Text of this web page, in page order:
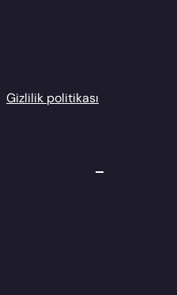
Gizlilik politikası